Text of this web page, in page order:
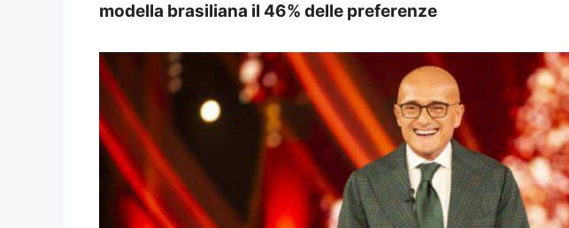
modella brasiliana il 46% delle preferenze